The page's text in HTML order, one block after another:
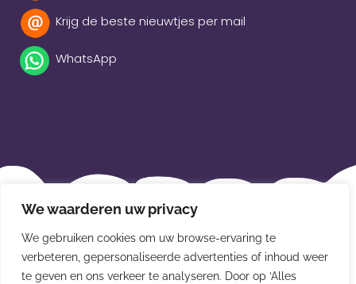
We waarderen uw privacy
We gebruiken cookies om uw browse-ervaring te
verbeteren, gepersonaliseerde advertenties of inhoud weer
te geven en ons verkeer te analyseren. Door op ‘Alles
Krijg de beste nieuwtjes per mail
WhatsApp
Beleidsverklaring
Privacybeleid
Disclaimer